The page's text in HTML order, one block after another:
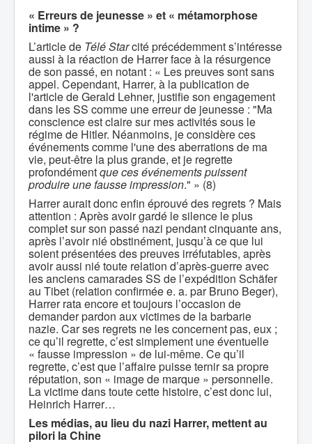
« Erreurs de jeunesse » et « métamorphose
intime » ?
L’article de Télé Starcité précédemment s’intéresse
aussi à la réaction de Harrer face à la résurgence
de son passé, en notant : « Les preuves sont sans
appel. Cependant, Harrer, à la publication de
l'article de Gerald Lehner, justifie son engagement
dans les SS comme une erreur de jeunesse : "Ma
conscience est claire sur mes activités sous le
régime de Hitler. Néanmoins, je considère ces
événements comme l'une des aberrations de ma
vie, peut-être la plus grande, et je regrette
profondémentque ces événements puissent
produire une fausse impression." » (8)
Harrer aurait donc enfin éprouvé des regrets ? Mais
attention : Après avoir gardé le silence le plus
complet sur son passé nazi pendant cinquante ans,
après l’avoir nié obstinément, jusqu’à ce que lui
soient présentées des preuves irréfutables, après
avoir aussi nié toute relation d’après-guerre avec
les anciens camarades SS de l’expédition Schäfer
au Tibet (relation confirmée e. a. par Bruno Beger),
Harrer rata encore et toujours l’occasion de
demander pardon aux victimes de la barbarie
nazie. Car ses regrets ne les concernent pas, eux ;
ce qu’il regrette, c’est simplement une éventuelle
« fausse impression » de lui-même. Ce qu’il
regrette, c’est que l’affaire puisse ternir sa propre
réputation, son « image de marque » personnelle.
La victime dans toute cette histoire, c’est donc lui,
Heinrich Harrer…
Les médias, au lieu du nazi Harrer, mettent au
pilori la Chine